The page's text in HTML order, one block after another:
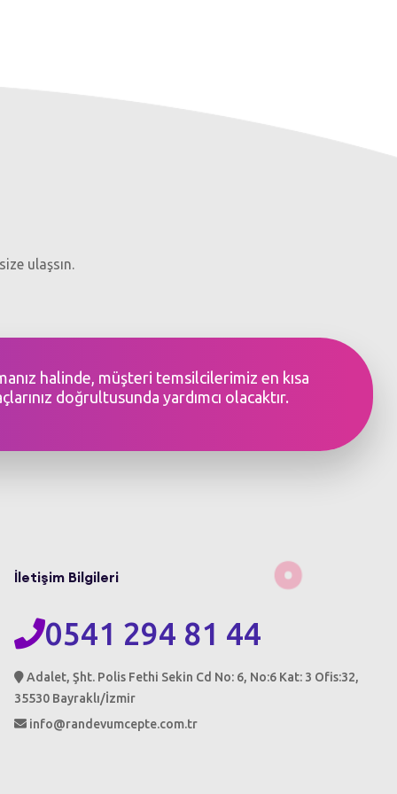
ulaşsın.
halinde, müşteri temsilcilerimiz en kısa
doğrultusunda yardımcı olacaktır.
İletişim Bilgileri
0541 294 81 44
Adalet, Şht. Polis Fethi Sekin Cd No: 6, No:6 Kat: 3 Ofis:32,
35530 Bayraklı/İzmir
info@randevumcepte.com.tr